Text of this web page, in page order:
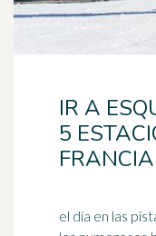
IR A
5
FRANCIA
el día en las